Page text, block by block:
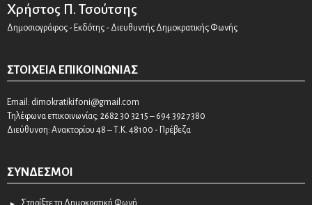
Χρήστος Π. Τσούτσης
Δημοσιογράφος - Εκδότης - Διευθυντής Δημοκρατικής Φωνής
ΣΤΟΙΧΕΊΑ ΕΠΙΚΟΙΝΩΝΊΑΣ
Email: dimokratikifoni@gmail.com
Τηλέφωνα επικοινωνίας: 2682 30 32 15 – 694 392 7380
Διεύθυνση: Ανακτορίου 48 – Τ.Κ. 48100 - Πρέβεζα
ΣΎΝΔΕΣΜΟΙ
Στηρίξτε τη Δημοκρατική Φωνή